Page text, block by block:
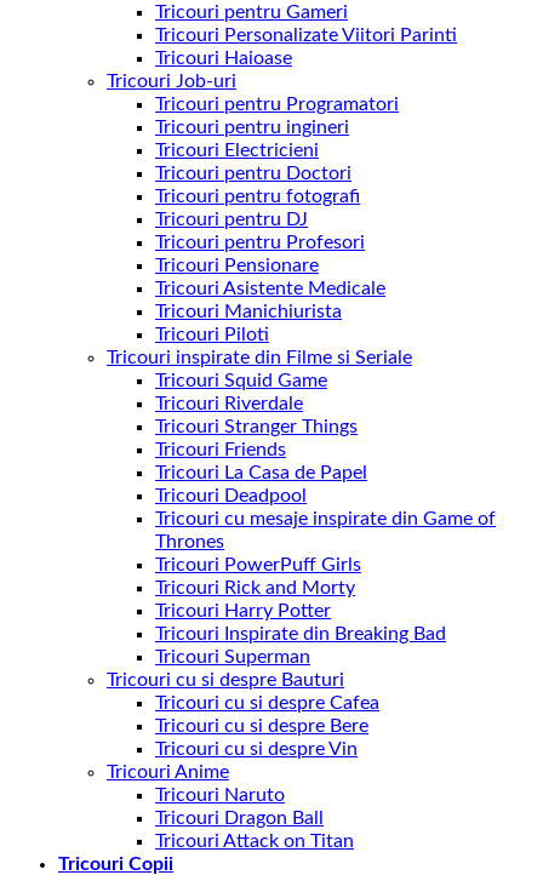
Tricouri pentru Gameri
Tricouri Personalizate Viitori Parinti
Tricouri Haioase
Tricouri Job-uri
Tricouri pentru Programatori
Tricouri pentru ingineri
Tricouri Electricieni
Tricouri pentru Doctori
Tricouri pentru fotografi
Tricouri pentru DJ
Tricouri pentru Profesori
Tricouri Pensionare
Tricouri Asistente Medicale
Tricouri Manichiurista
Tricouri Piloti
Tricouri inspirate din Filme si Seriale
Tricouri Squid Game
Tricouri Riverdale
Tricouri Stranger Things
Tricouri Friends
Tricouri La Casa de Papel
Tricouri Deadpool
Tricouri cu mesaje inspirate din Game of
Thrones
Tricouri PowerPuff Girls
Tricouri Rick and Morty
Tricouri Harry Potter
Tricouri Inspirate din Breaking Bad
Tricouri Superman
Tricouri cu si despre Bauturi
Tricouri cu si despre Cafea
Tricouri cu si despre Bere
Tricouri cu si despre Vin
Tricouri Anime
Tricouri Naruto
Tricouri Dragon Ball
Tricouri Attack on Titan
Tricouri Copii